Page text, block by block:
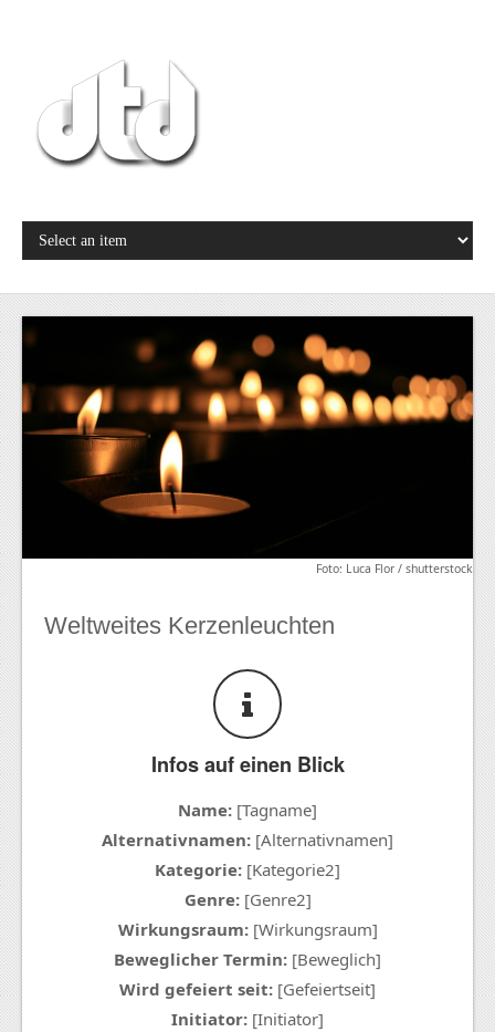
Foto: Luca Flor / shutterstock
Weltweites Kerzenleuchten
Infos auf einen Blick
Name: [Tagname]
Alternativnamen: [Alternativnamen]
Kategorie: [Kategorie2]
Genre:[Genre2]
Wirkungsraum:[Wirkungsraum]
Beweglicher Termin: [Beweglich]
Wird gefeiert seit: [Gefeiertseit]
Initiator: [Initiator]